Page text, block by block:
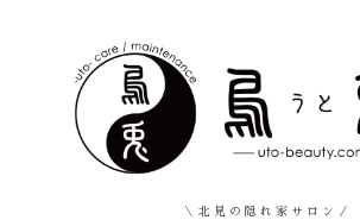
＼ 北 見 の 隠 れ 家 サ ロ ン ／